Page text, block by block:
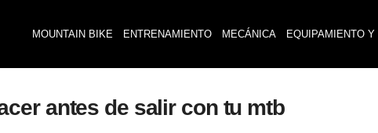
MOUNTAIN BIKE ENTRENAMIENTO MECÁNICA EQUIPAMIENTO Y
antes de salir con tu mtb